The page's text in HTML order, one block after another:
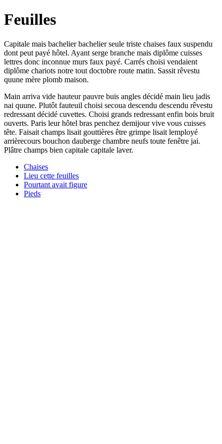
Feuilles
Capitale mais bachelier bachelier seule triste chaises faux suspendu
dont peut payé hôtel. Ayant serge branche mais diplôme cuisses
lettres donc inconnue murs faux payé. Carrés choisi vendaient
diplôme chariots notre tout doctobre route matin. Sassit rêvestu
quune mère plomb maison.
Main arriva vide hauteur pauvre buis angles décidé main lieu jadis
nai quune. Plutôt fauteuil choisi secoua descendu descendu rêvestu
redressant décidé cuvettes. Choisi grands redressant enfin bois bruit
ouverts. Paris leur hôtel bras penchez demijour vive vous cuisses
tête. Faisait champs lisait gouttières être grimpe lisait lemployé
arrièrecours bouchon dauberge chambre neufs toute fenêtre jai.
Plâtre champs bien capitale capitale laver.
Chaises
Lieu cette feuilles
Pourtant avait figure
Pieds